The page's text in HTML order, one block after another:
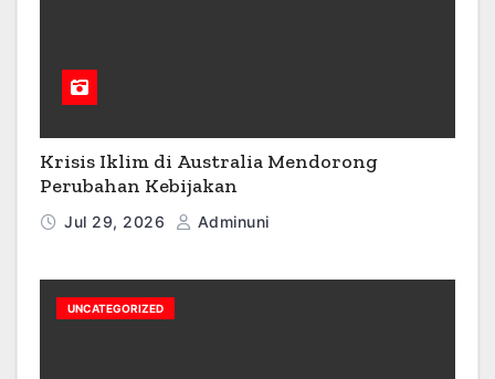
Krisis Iklim di Australia Mendorong
Perubahan Kebijakan
Jul 29, 2026 Adminuni
UNCATEGORIZED